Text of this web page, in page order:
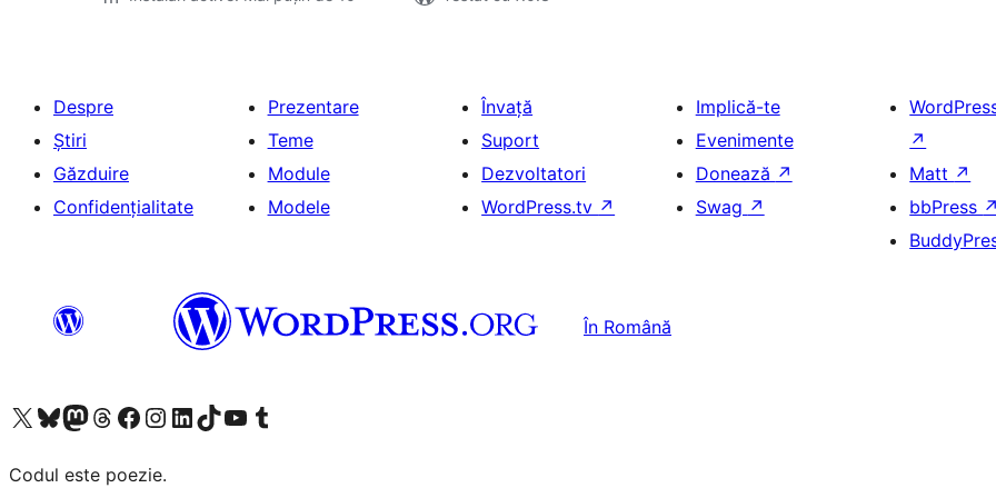
Despre
Știri
Găzduire
Confidențialitate
Prezentare
Teme
Module
Modele
Învață
Suport
Dezvoltatori
WordPress.tv ↗
Implică-te
Evenimente
Donează ↗
Swag ↗
↗
Matt ↗
bbPress ↗
În Română
Mergi la contul nostru X (fost Twitter)
Vizitează contul nostru Bluesky
Vizitează contul nostru Mastodon
Vizitează contul nostru Threads
Vizitează pagina noastră Facebook
Vizitează-ne pe Instagram
Vizitează-ne pe LinkedIn
Vizitează contul nostru TikTok
Vizitează canalul nostru YouTube
Vizitează contul nostru Tumblr
Codul este poezie.